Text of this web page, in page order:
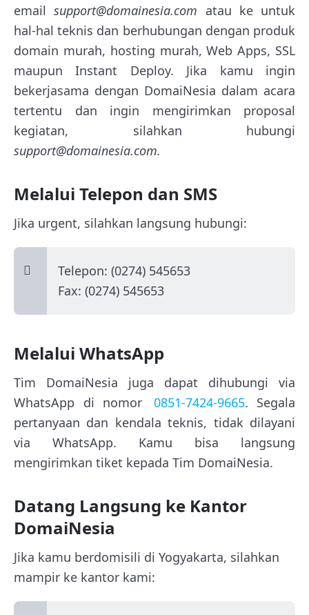
emailsupport@domainesia.com atau ke untuk
hal-hal teknis dan berhubungan dengan produk
domain murah, hosting murah, Web Apps, SSL
maupun Instant Deploy. Jika kamu ingin
bekerjasama dengan DomaiNesia dalam acara
tertentu dan ingin mengirimkan proposal
kegiatan, silahkan hubungi
support@domainesia.com.
Melalui Telepon dan SMS
Jika urgent, silahkan langsung hubungi:
Telepon: (0274) 545653
Fax: (0274) 545653
Melalui WhatsApp
Tim DomaiNesia juga dapat dihubungi via
WhatsApp di nomor
0851-7424-9665. Segala
pertanyaan dan kendala teknis, tidak dilayani
via WhatsApp. Kamu bisa langsung
mengirimkan tiket kepada Tim DomaiNesia.
Datang Langsung ke Kantor
DomaiNesia
Jika kamu berdomisili di Yogyakarta, silahkan
mampir ke kantor kami: